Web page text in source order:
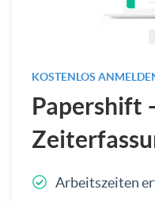
KOSTENLOS
Papershift
Arbeitszeiten